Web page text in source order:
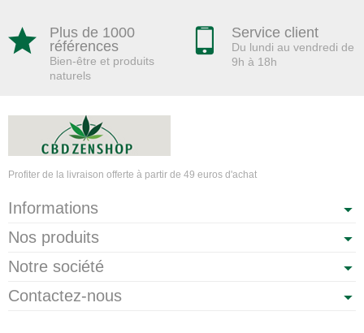
Plus de 1000
références
Bien-être et produits
naturels
Service client
Du lundi au vendredi de
9h à 18h
Profiter de la livraison offerte à partir de 49 euros d'achat
Informations
Nos produits
Notre société
Contactez-nous